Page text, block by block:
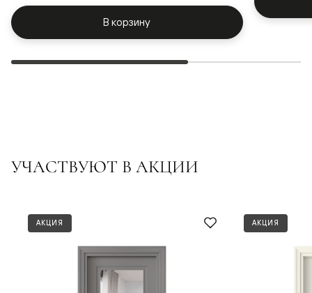
В корзину
УЧАСТВУЮТ В АКЦИИ
АКЦИЯ АКЦИЯ